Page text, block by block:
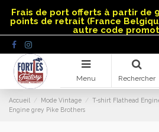
Frais de port offerts à partir de
points de retrait (France
autre code
Menu Rechercher
Accueil Mode Vintage
T-shirt Flathead
Engine grey Pike Brothers